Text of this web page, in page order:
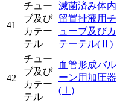
41
チュー
ブ及び
カテー
テル
滅菌済み体内
留置排液用チ
ューブ及びカ
テーテル(Ⅱ)
42
チュー
ブ及び
カテー
テル
血管形成バル
ーン用加圧器
(Ⅰ)